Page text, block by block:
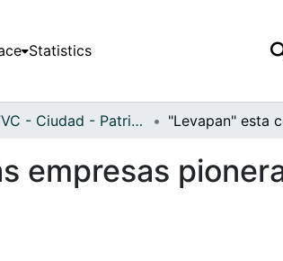
Statistics
APFFVC - Ciudad - Patrimonial
empresas